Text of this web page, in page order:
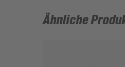
Ähnliche